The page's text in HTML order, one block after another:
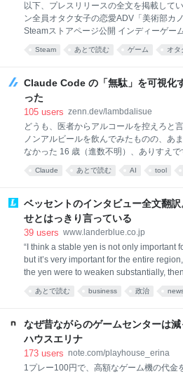
気持ちでした。 ――ChatGPTとは、どん
ら始まったんですか。 平岡さん：身長や
慣についてとか、けっこう細かい基本情
月で10キロ減」という目標を伝えました
女子や、萌え声不思議ちゃん女子と
以下、プレスリリースの全文を掲載して
ン全員オタク女子の恋愛ADV「美術部カノ
Steamストアページ公開 インディーゲー
ARTODRIAは、2027年発売予定の恋愛ビ
ルゲーム『美術部カノジョ -Girlfailure Art
ト登録の受付を開始しました。あわせて
るティザーPVを公開しています。 ■ゲー
術部カノジョ-Girlfailure Art club-」は、ヒ
ジュアルノベルゲームです。 Steamスト
開にあわせて、作品初となるティザーPV
た。『美術部カノジョ -Girlfailure Art
2027年にPC（Steam）で発売予定です。
Steam あとで読む ゲーム オタ
Claude Code の「無駄」を可視化
った
105 users zenn.dev/lambdalisue
どうも、医者からアルコールを控えろと
ノンアルビールを飲んでみたものの、あ
なかった 16 歳（進数不明）、ありすえで
すが、皆さんは自分の Claude Code が ど
駄なことをしているか 把握していますか
で、設定の効果検証がめちゃくちゃ難し
のためにルールやスキルを書いたとして、
に効いてるのか？ 効いてるとして、ちゃ
業です。結局「とりま、しばらく使って
ち着くんですが、その「しばらく使って
来ることは稀で、気付いたら使われない
かに積もっていく、という感じです。 じ
Claude あとで読む AI tool
ベッセントのインタビュー全文翻
せとはっきり言っている
39 users www.landerblue.co.jp
“I think a stable yen is not only important
but it’s very important for the entire
the yen were to weaken substantially,
currencies would follow it.” 和訳：安定し
リカにとって重要なだけじゃない。地域
の通貨もそれに追随して下がっていくか
know, we’d seen excess volatility in the
和訳：ご存じの通り、韓国ウォンで過度な
ティリティ）が見られていた。 “It’s just
あとで読む business 政治
なぜ昔ながらのゲームセンターは
ハウスエリナ
173 users note.com/playhouse_erina
1プレー100円で、高額なゲーム機の代金